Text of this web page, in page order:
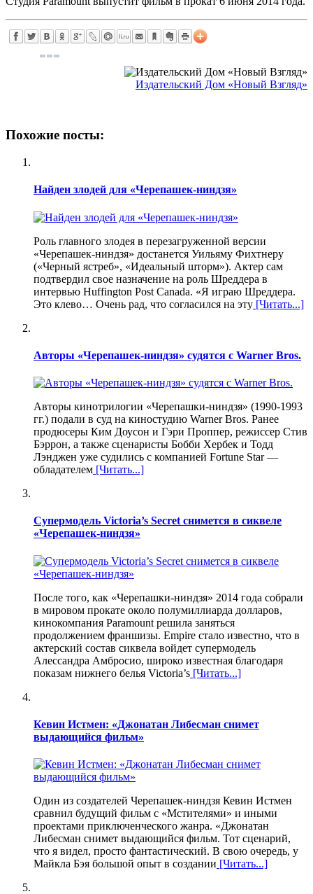
Издательский Дом «Новый Взгляд»
Похожие посты:
Найден злодей для «Черепашек-ниндзя»
Роль главного злодея в перезагруженной версии
«Черепашек-ниндзя» достанется Уильяму Фихтнеру
(«Черный ястреб», «Идеальный шторм»). Актер сам
подтвердил свое назначение на роль Шреддера в
интервью Huffington Post Canada. «Я играю Шреддера.
Это клево… Очень рад, что согласился на эту [Читать...]
Авторы «Черепашек-ниндзя» судятся с Warner Bros.
Авторы кинотрилогии «Черепашки-ниндзя» (1990-1993
гг.) подали в суд на киностудию Warner Bros. Ранее
продюсеры Ким Доусон и Гэри Проппер, режиссер Стив
Бэррон, а также сценаристы Бобби Хербек и Тодд
Лэнджен уже судились с компанией Fortune Star —
обладателем [Читать...]
Супермодель Victoria’s Secret снимется в сиквеле
«Черепашек-ниндзя»
После того, как «Черепашки-ниндзя» 2014 года собрали
в мировом прокате около полумиллиарда долларов,
кинокомпания Paramount решила заняться
продолжением франшизы. Empire стало известно, что в
актерский состав сиквела войдет супермодель
Алессандра Амбросио, широко известная благодаря
показам нижнего белья Victoria’s [Читать...]
Кевин Истмен: «Джонатан Либесман снимет
выдающийся фильм»
Один из создателей Черепашек-ниндзя Кевин Истмен
сравнил будущий фильм с «Мстителями» и иными
проектами приключенческого жанра. «Джонатан
Либесман снимет выдающийся фильм. Тот сценарий,
что я видел, просто фантастический. В свою очередь, у
Майкла Бэя большой опыт в создании [Читать...]